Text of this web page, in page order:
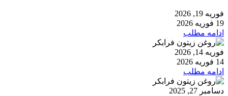
فوریه 19, 2026
19 فوریه 2026
ادامه مطلب
فوریه 14, 2026
14 فوریه 2026
ادامه مطلب
دسامبر 27, 2025